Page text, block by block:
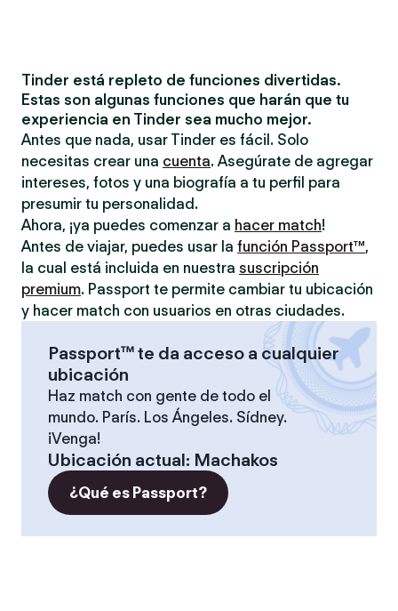
Tinder está repleto de funciones divertidas.
Estas son algunas funciones que harán que tu
experiencia en Tinder sea mucho mejor.
Antes que nada, usar Tinder es fácil. Solo
necesitas crear una cuenta. Asegúrate de agregar
intereses, fotos y una biografía a tu perfil para
presumir tu personalidad.
Ahora, ¡ya puedes comenzar a hacer match!
Antes de viajar, puedes usar la función Passport™,
la cual está incluida en nuestra suscripción
premium. Passport te permite cambiar tu ubicación
y hacer match con usuarios en otras ciudades.
Passport™ te da acceso a cualquier
ubicación
Haz match con gente de todo el
mundo. París. Los Ángeles. Sídney.
¡Venga!
Ubicación actual: Machakos
¿Qué es Passport?